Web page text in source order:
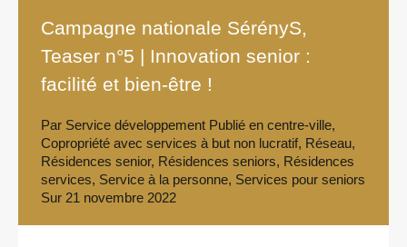
Campagne nationale SérényS,
Teaser n°5 | Innovation senior :
facilité et bien-être !
Par Service développement Publié en centre-ville,
Copropriété avec services à but non lucratif, Réseau,
Résidences senior, Résidences seniors, Résidences
services, Service à la personne, Services pour seniors
Sur 21 novembre 2022